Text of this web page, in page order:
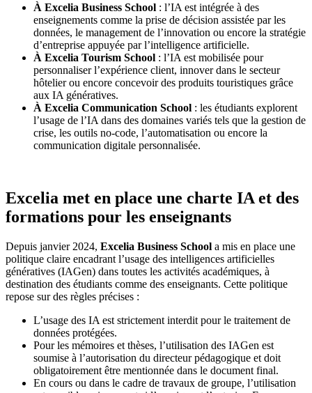
À Excelia Business School : l’IA est intégrée à des
enseignements comme la prise de décision assistée par les
données, le management de l’innovation ou encore la stratégie
d’entreprise appuyée par l’intelligence artificielle.
À Excelia Tourism School : l’IA est mobilisée pour
personnaliser l’expérience client, innover dans le secteur
hôtelier ou encore concevoir des produits touristiques grâce
aux IA génératives.
À Excelia Communication School : les étudiants explorent
l’usage de l’IA dans des domaines variés tels que la gestion de
crise, les outils no-code, l’automatisation ou encore la
communication digitale personnalisée.
Excelia met en place une charte IA et des
formations pour les enseignants
Depuis janvier 2024, Excelia Business School a mis en place une
politique claire encadrant l’usage des intelligences artificielles
génératives (IAGen) dans toutes les activités académiques, à
destination des étudiants comme des enseignants. Cette politique
repose sur des règles précises :
L’usage des IA est strictement interdit pour le traitement de
données protégées.
Pour les mémoires et thèses, l’utilisation des IAGen est
soumise à l’autorisation du directeur pédagogique et doit
obligatoirement être mentionnée dans le document final.
En cours ou dans le cadre de travaux de groupe, l’utilisation